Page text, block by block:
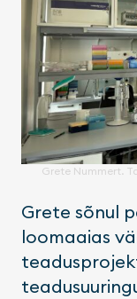
Grete Nummert.
Grete sõnul
loomaaias